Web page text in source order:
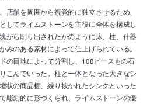
店舗を周囲から視覚的に独立させるため、
してライムストーンを主役に全体を構成し
から削り出されたかのように床、柱、什器
みのある素材によって仕上げられている。
の目地によって分割し、108ピースもの石
こんでいった。柱と一体となった大きなシ
状の商品棚、繰り抜かれたシンクといった
彫刻的に形づくられ、ライムストーンの優